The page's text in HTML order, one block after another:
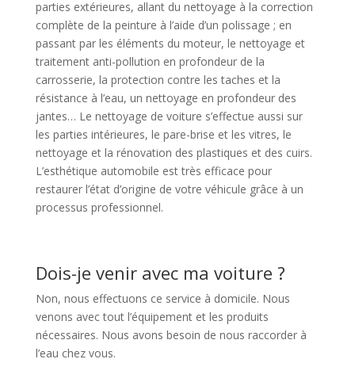
parties extérieures, allant du nettoyage à la correction
complète de la peinture à l’aide d’un polissage ; en
passant par les éléments du moteur, le nettoyage et
traitement anti-pollution en profondeur de la
carrosserie, la protection contre les taches et la
résistance à l’eau, un nettoyage en profondeur des
jantes… Le nettoyage de voiture s’effectue aussi sur
les parties intérieures, le pare-brise et les vitres, le
nettoyage et la rénovation des plastiques et des cuirs.
L’esthétique automobile est très efficace pour
restaurer l’état d’origine de votre véhicule grâce à un
processus professionnel.
Dois-je venir avec ma voiture ?
Non, nous effectuons ce service à domicile. Nous
venons avec tout l’équipement et les produits
nécessaires. Nous avons besoin de nous raccorder à
l’eau chez vous.